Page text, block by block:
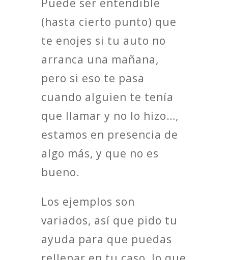
Puede ser entendible
(hasta cierto punto) que
te enojes si tu auto no
arranca una mañana,
pero si eso te pasa
cuando alguien te tenía
que llamar y no lo hizo…,
estamos en presencia de
algo más, y que no es
bueno.
Los ejemplos son
variados, así que pido tu
ayuda para que puedas